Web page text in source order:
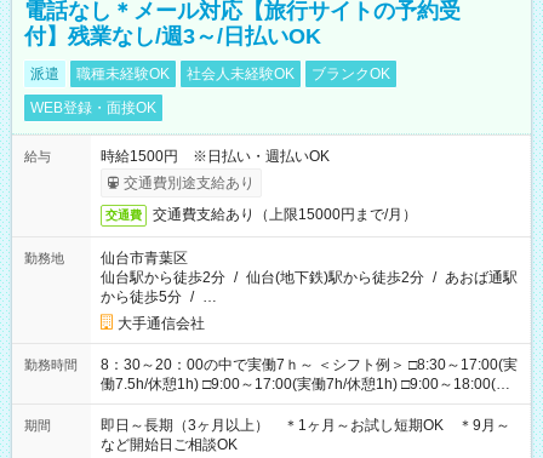
電話なし＊メール対応【旅行サイトの予約受
付】残業なし/週3～/日払いOK
派遣 職種未経験OK 社会人未経験OK
ブランクOK
WEB登録・面接OK
給与
時給1500円 ※日払い・週払いOK
交通費別途支給あり
交通費 交通費支給あり（上限15000円まで/月）
勤務地
仙台市青葉区
仙台駅から徒歩2分 / 仙台(地下鉄)駅から徒歩2分 / あおば通駅
から徒歩5分 / …
大手通信会社
勤務時間
8：30～20：00の中で実働7ｈ～ ＜シフト例＞ □8:30～17:00(実
働7.5h/休憩1h) □9:00～17:00(実働7h/休憩1h) □9:00～18:00(実
働8h/休憩1h) □10:00～19:00(実働8h/休憩1h) □11:00～20:00(実
働8h/休憩1h) ＊時間固定ＯＫ
期間
即日～長期（3ヶ月以上） ＊1ヶ月～お試し短期OK ＊9月～
など開始日ご相談OK